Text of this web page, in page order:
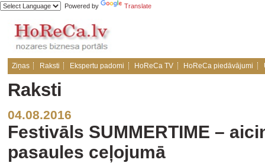
Powered by Translate
Ziņas Raksti Ekspertu padomi HoReCa TV HoReCa piedāvājumi
Raksti
04.08.2016
Festivāls SUMMERTIME –
pasaules ceļojumā